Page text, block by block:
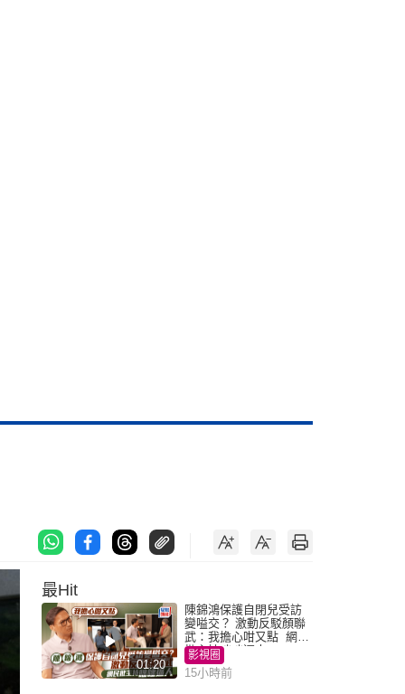
最Hit
01:20
陳錦鴻保護自閉兒受訪
變嗌交？ 激動反駁顏聯
武：我擔心咁又點 網民
批主持咄咄逼人
影視圈
15小時前